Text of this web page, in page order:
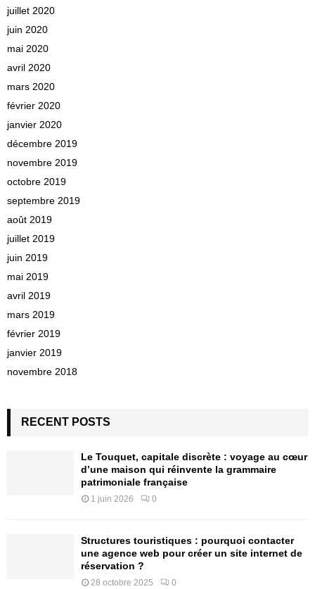
juillet 2020
juin 2020
mai 2020
avril 2020
mars 2020
février 2020
janvier 2020
décembre 2019
novembre 2019
octobre 2019
septembre 2019
août 2019
juillet 2019
juin 2019
mai 2019
avril 2019
mars 2019
février 2019
janvier 2019
novembre 2018
RECENT POSTS
Le Touquet, capitale discrète : voyage au cœur
d’une maison qui réinvente la grammaire
patrimoniale française
1 juin 2026 0
Structures touristiques : pourquoi contacter
une agence web pour créer un site internet de
réservation ?
28 octobre 2025 0